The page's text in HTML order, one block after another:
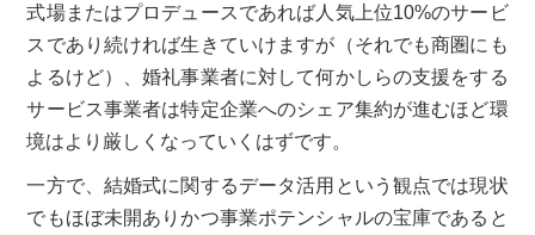
式場またはプロデュースであれば人気上位10%のサービ
スであり続ければ生きていけますが（それでも商圏にも
よるけど）、婚礼事業者に対して何かしらの支援をする
サービス事業者は特定企業へのシェア集約が進むほど環
境はより厳しくなっていくはずです。
一方で、結婚式に関するデータ活用という観点では現状
でもほぼ未開ありかつ事業ポテンシャルの宝庫であると